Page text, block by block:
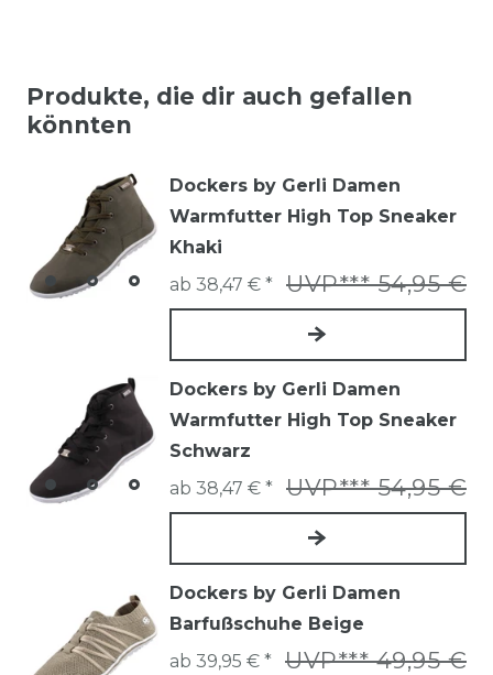
Produkte, die dir auch gefallen
könnten
Dockers by Gerli Damen
Warmfutter High Top Sneaker
Khaki
UVP*** 54,95 €
ab 38,47 € *
Dockers by Gerli Damen
Warmfutter High Top Sneaker
Schwarz
UVP*** 54,95 €
ab 38,47 € *
Dockers by Gerli Damen
Barfußschuhe Beige
UVP*** 49,95 €
ab 39,95 € *